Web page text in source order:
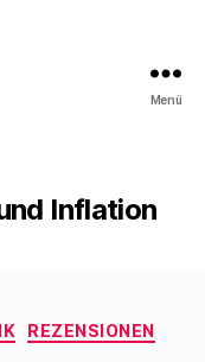
Menü
Inflation
REZENSIONEN